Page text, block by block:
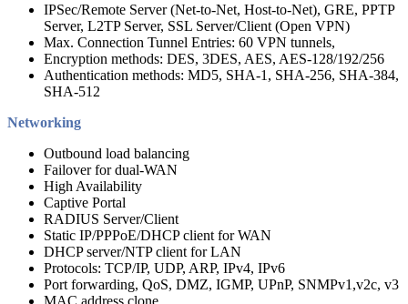
IPSec/Remote Server (Net-to-Net, Host-to-Net), GRE, PPTP
Server, L2TP Server, SSL Server/Client (Open VPN)
Max. Connection Tunnel Entries: 60 VPN tunnels,
Encryption methods: DES, 3DES, AES, AES-128/192/256
Authentication methods: MD5, SHA-1, SHA-256, SHA-384,
SHA-512
Networking
Outbound load balancing
Failover for dual-WAN
High Availability
Captive Portal
RADIUS Server/Client
Static IP/PPPoE/DHCP client for WAN
DHCP server/NTP client for LAN
Protocols: TCP/IP, UDP, ARP, IPv4, IPv6
Port forwarding, QoS, DMZ, IGMP, UPnP, SNMPv1,v2c, v3
MAC address clone